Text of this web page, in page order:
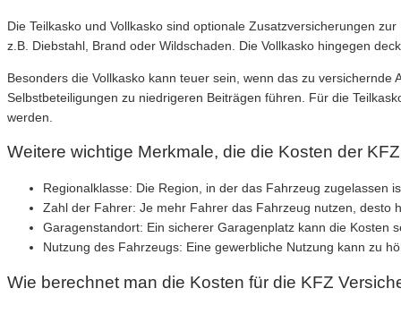
Die Teilkasko und Vollkasko sind optionale Zusatzversicherungen
z.B. Diebstahl, Brand oder Wildschaden. Die Vollkasko hingegen
Besonders die Vollkasko kann teuer sein, wenn das zu
Selbstbeteiligungen zu niedrigeren Beiträgen führen. Für die
werden.
Weitere wichtige Merkmale, die die Kosten der
Regionalklasse: Die Region, in der das Fahrzeug zugelassen
Zahl der Fahrer: Je mehr Fahrer das Fahrzeug nutzen, desto
Garagenstandort: Ein sicherer Garagenplatz kann die Kosten
Nutzung des Fahrzeugs: Eine gewerbliche Nutzung kann zu
Wie berechnet man die Kosten für die KFZ